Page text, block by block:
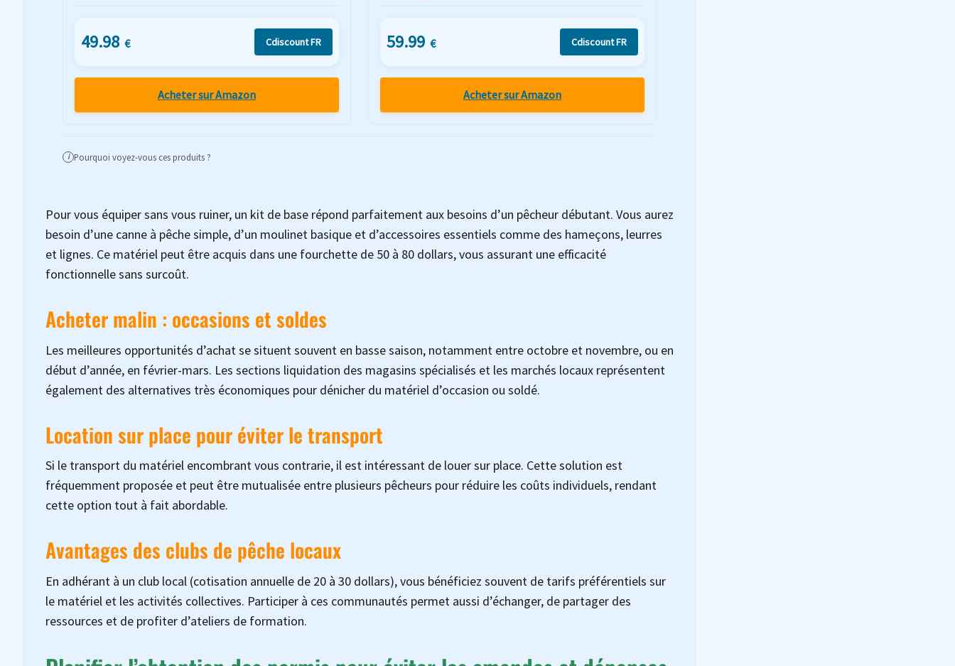
49.98 € Cdiscount FR
Acheter sur Amazon
59.99 € Cdiscount FR
Acheter sur Amazon
i Pourquoi voyez-vous ces produits ?
Pour vous équiper sans vous ruiner, un kit de base répond parfaitement aux besoins d’un pêcheur débutant. Vous aurez
besoin d’une canne à pêche simple, d’un moulinet basique et d’accessoires essentiels comme des hameçons, leurres
et lignes. Ce matériel peut être acquis dans une fourchette de 50 à 80 dollars, vous assurant une efficacité
fonctionnelle sans surcoût.
Acheter malin : occasions et soldes
Les meilleures opportunités d’achat se situent souvent en basse saison, notamment entre octobre et novembre, ou en
début d’année, en février-mars. Les sections liquidation des magasins spécialisés et les marchés locaux représentent
également des alternatives très économiques pour dénicher du matériel d’occasion ou soldé.
Location sur place pour éviter le transport
Si le transport du matériel encombrant vous contrarie, il est intéressant de louer sur place. Cette solution est
fréquemment proposée et peut être mutualisée entre plusieurs pêcheurs pour réduire les coûts individuels, rendant
cette option tout à fait abordable.
Avantages des clubs de pêche locaux
En adhérant à un club local (cotisation annuelle de 20 à 30 dollars), vous bénéficiez souvent de tarifs préférentiels sur
le matériel et les activités collectives. Participer à ces communautés permet aussi d’échanger, de partager des
ressources et de profiter d’ateliers de formation.